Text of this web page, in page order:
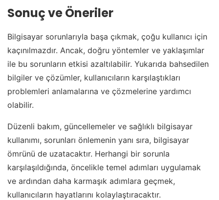
Sonuç ve Öneriler
Bilgisayar sorunlarıyla başa çıkmak, çoğu kullanıcı için
kaçınılmazdır. Ancak, doğru yöntemler ve yaklaşımlar
ile bu sorunların etkisi azaltılabilir. Yukarıda bahsedilen
bilgiler ve çözümler, kullanıcıların karşılaştıkları
problemleri anlamalarına ve çözmelerine yardımcı
olabilir.
Düzenli bakım, güncellemeler ve sağlıklı bilgisayar
kullanımı, sorunları önlemenin yanı sıra, bilgisayar
ömrünü de uzatacaktır. Herhangi bir sorunla
karşılaşıldığında, öncelikle temel adımları uygulamak
ve ardından daha karmaşık adımlara geçmek,
kullanıcıların hayatlarını kolaylaştıracaktır.